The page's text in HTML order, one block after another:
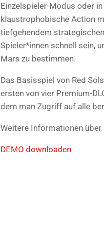
Einzelspieler-Modus oder
klaustrophobische Action
tiefgehendem
Spieler*innen schnell sein,
Mars zu bestimmen.
Das Basisspiel von Red
ersten von vier Premium-
dem man Zugriff auf alle
Weitere Informationen über
DEMO downloaden